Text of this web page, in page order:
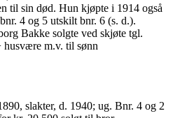
til sin død. Hun kjøpte i 1914 også
4 og 5 utskilt bnr. 6 (s. d.).
Bakke solgte ved skjøte tgl.
husvære m.v. til sønn
slakter, d. 1940; ug. Bnr. 4 og 2